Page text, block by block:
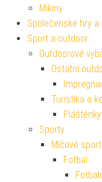
Mikiny
Společenské hry a
Sport a outdoor
Outdoorové
Ostatní
Turistika a
Pláštěnky
Sporty
Míčové
Fotbal